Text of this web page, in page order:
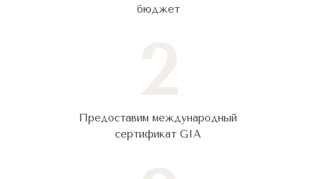
бюджет
Предоставим международный
сертификат GIA